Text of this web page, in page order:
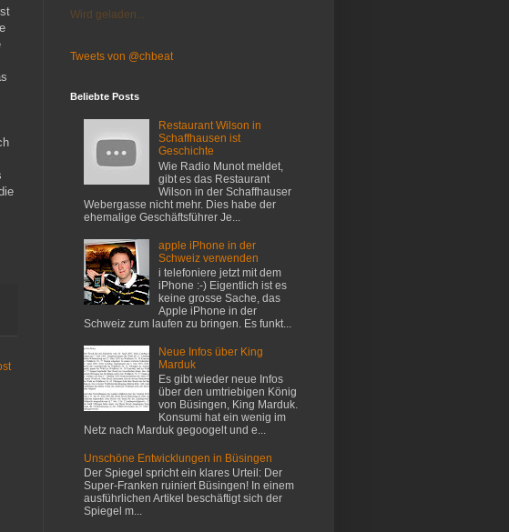
Wird geladen...
Tweets von @chbeat
Beliebte Posts
Restaurant Wilson in
Schaffhausen ist
Geschichte
Wie Radio Munot meldet,
gibt es das Restaurant
Wilson in der Schaffhauser
Webergasse nicht mehr. Dies habe der
ehemalige Geschäftsführer Je...
apple iPhone in der
Schweiz verwenden
i telefoniere jetzt mit dem
iPhone :-) Eigentlich ist es
keine grosse Sache, das
Apple iPhone in der
Schweiz zum laufen zu bringen. Es funkt...
Neue Infos über King
Marduk
Es gibt wieder neue Infos
über den umtriebigen König
von Büsingen, King Marduk.
Konsumi hat ein wenig im
Netz nach Marduk gegoogelt und e...
Unschöne Entwicklungen in Büsingen
Der Spiegel spricht ein klares Urteil: Der
Super-Franken ruiniert Büsingen! In einem
ausführlichen Artikel beschäftigt sich der
Spiegel m...